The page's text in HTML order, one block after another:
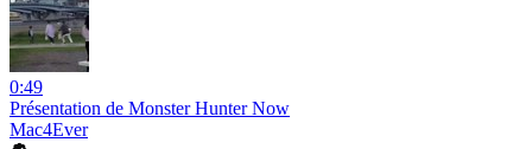
0:49
Présentation de Monster Hunter Now
Mac4Ever